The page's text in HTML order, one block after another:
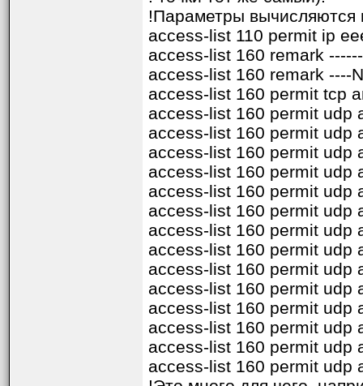
!Параметры вычисляются
access-list 110 permit ip
access-list 160 remark
access-list 160 remark ----
access-list 160 permit tcp
access-list 160 permit udp
access-list 160 permit udp
access-list 160 permit udp
access-list 160 permit udp
access-list 160 permit udp
access-list 160 permit udp
access-list 160 permit udp
access-list 160 permit udp
access-list 160 permit udp
access-list 160 permit udp
access-list 160 permit udp
access-list 160 permit udp
access-list 160 permit udp
access-list 160 permit udp